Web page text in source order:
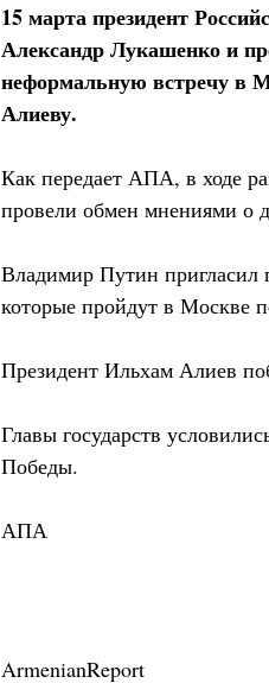
15 марта президент
Александр Лукашенко и
неформальную встречу в
Алиеву.
Как передает АПА, в ходе
провели обмен мнениями о
Владимир Путин пригласил
которые пройдут в Москве
Президент Ильхам Алиев
Главы государств
Победы.
АПА
ArmenianReport